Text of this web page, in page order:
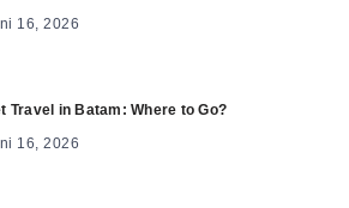
16, 2026
Travel in Batam: Where to Go?
16, 2026